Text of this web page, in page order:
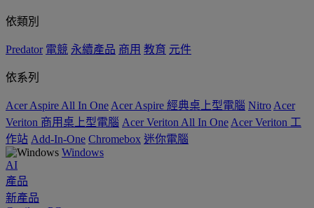
依類別
Predator 電競 永續產品 商用 教育 元件
依系列
Acer Aspire All In One Acer Aspire 經典桌上型電腦 Nitro Acer
Veriton 商用桌上型電腦 Acer Veriton All In One Acer Veriton 工
作站 Add-In-One Chromebox 迷你電腦
Windows
AI
產品
新產品